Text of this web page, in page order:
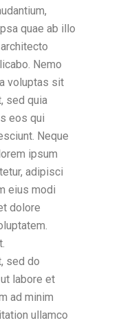
quae ab illo
Nemo
voluptas sit
sed quia
eos qui
Neque
ipsum
adipisci
eius modi
dolore
sed do
labore et
ad minim
ullamco